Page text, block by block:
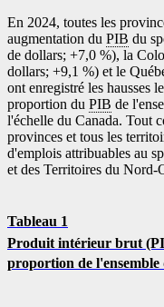
En 2024, toutes les
augmentation du PIB du
de dollars; +7,0 %), la
dollars; +9,1 %) et le
ont enregistré les hausses
proportion du PIB de
l'échelle du Canada. Tout
provinces et tous les
d'emplois attribuables au
et des Territoires du Nord-
Tableau 1
Produit intérieur brut
proportion de l'ensemble